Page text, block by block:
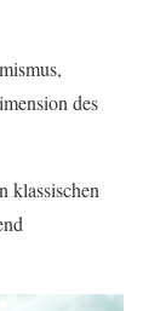
des
klassischen